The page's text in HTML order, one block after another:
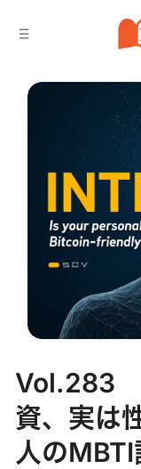
Vol.283
資、実は
人の